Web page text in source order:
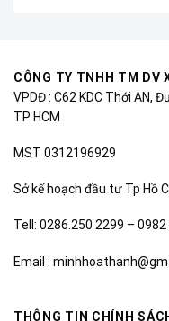
CÔNG TY TNHH TM DV
VPDĐ : C62 KDC Thới AN,
TP HCM
MST 0312196929
Sở kế hoạch đầu tư Tp Hồ
Tell: 0286.250 2299 –
Email :
THÔNG TIN CHÍNH